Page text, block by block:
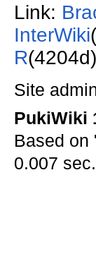
Link:
InterWiki
R(4204d)
Site
PukiWiki
Based on
0.007 sec.